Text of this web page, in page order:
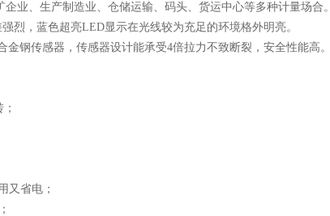
业、生产制造业、仓储运输、码头、货运中心等多种计量场合。
烈，蓝色超亮LED显示在光线较为充足的环境格外明亮。
钢传感器，传感器设计能承受4倍拉力不致断裂，安全性能高。
又省电；